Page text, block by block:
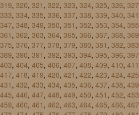
319, 320, 321 , 322, 323, 324, 325, 326, 327
333, 334, 335, 336, 337, 338, 339, 340, 341
347, 348, 349, 350, 351 , 352, 353, 354, 355
361 , 362, 363, 364, 365, 366, 367, 368, 369
375, 376, 377, 378, 379, 380, 381 , 382, 383
389, 390, 391 , 392, 393, 394, 395, 396, 397
403, 404, 405, 406, 407, 408, 409, 410, 411
417, 418, 419, 420, 421 , 422, 423, 424, 425
431 , 432, 433, 434, 435, 436, 437, 438, 439
445, 446, 447, 448, 449, 450, 451 , 452, 453
459, 460, 461 , 462, 463, 464, 465, 466, 467